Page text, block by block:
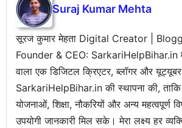
Suraj Kumar Mehta
सूरज कुमार मेहता Digital Creator |
Founder & CEO: SarkariHelpBihar.in मैं
वाला एक डिजिटल क्रिएटर, ब्लॉगर और
SarkariHelpBihar.in की स्थापना की, ताकि
योजनाओं, शिक्षा, नौकरियों और अन्य महत्वपूर्ण
उपयोगी जानकारी मिल सके। मेरा लक्ष्य हर